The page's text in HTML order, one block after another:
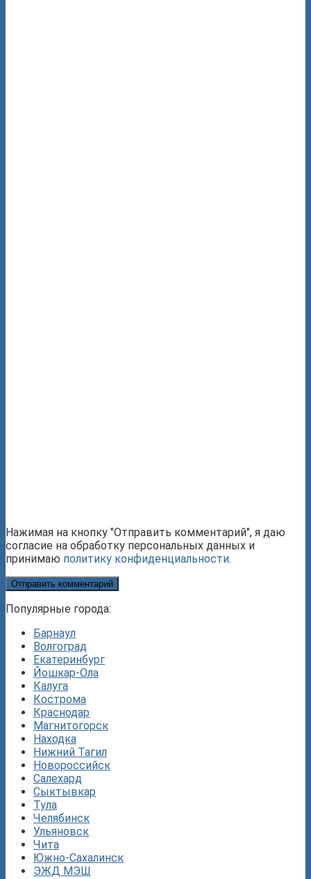
Нажимая на кнопку "Отправить комментарий", я даю
согласие на обработку персональных данных и
принимаю политику конфиденциальности.
Популярные города:
Барнаул
Волгоград
Екатеринбург
Йошкар-Ола
Калуга
Кострома
Краснодар
Магнитогорск
Находка
Нижний Тагил
Новороссийск
Салехард
Сыктывкар
Тула
Челябинск
Ульяновск
Чита
Южно-Сахалинск
ЭЖД МЭШ